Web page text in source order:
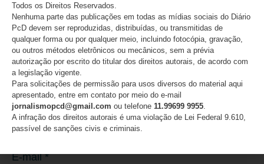
Nome*
E-mail*
Todos os Direitos Reservados.
Nenhuma parte das publicações em todas as mídias sociais do Diário
PcD devem ser reproduzidas, distribuídas, ou transmitidas de
qualquer forma ou por qualquer meio, incluindo fotocópia, gravação,
ou outros métodos eletrônicos ou mecânicos, sem a prévia
autorização por escrito do titular dos direitos autorais, de acordo com
a legislação vigente.
Para solicitações de permissão para usos diversos do material aqui
apresentado, entre em contato por meio do e-mail
jornalismopcd@gmail.com ou telefone 11.99699 9955.
A infração dos direitos autorais é uma violação de Lei Federal 9.610,
passível de sanções civis e criminais.